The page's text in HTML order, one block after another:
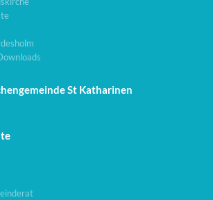
St Katharinen